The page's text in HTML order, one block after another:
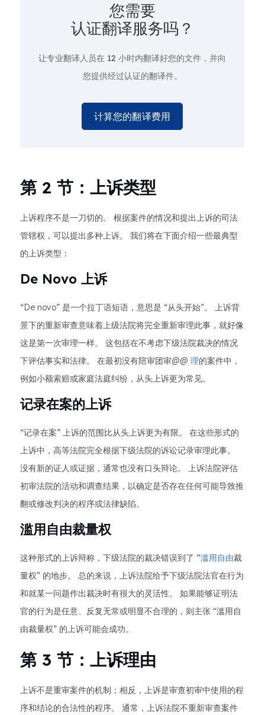
您需要
认证翻译服务吗？
让专业翻译人员在 12 小时内翻译好您的文件，并向
您提供经过认证的翻译件。
计算您的翻译费用
第 2 节：上诉类型
上诉程序不是一刀切的。 根据案件的情况和提出上诉的司法
管辖权，可以提出多种上诉。 我们将在下面介绍一些最典型
的上诉类型：
De Novo 上诉
“De novo” 是一个拉丁语短语，意思是 “从头开始”。 上诉背
景下的重新审查意味着上级法院将完全重新审理此事，就好像
这是第一次审理一样。 这包括在不考虑下级法院裁决的情况
下评估事实和法律。 在最初没有陪审团审@@ 理的案件中，
例如小额索赔或家庭法庭纠纷，从头上诉更为常见。
记录在案的上诉
“记录在案” 上诉的范围比从头上诉更为有限。 在这些形式的
上诉中，高等法院完全根据下级法院的诉讼记录审理此事。
没有新的证人或证据，通常也没有口头辩论。 上诉法院评估
初审法院的活动和调查结果，以确定是否存在任何可能导致推
翻或修改判决的程序或法律缺陷。
滥用自由裁量权
这种形式的上诉辩称，下级法院的裁决错误到了 “滥用自由裁
量权” 的地步。 总的来说，上诉法院给予下级法院法官在行为
和就某一问题作出裁决时有很大的灵活性。 如果能够证明法
官的行为是任意、反复无常或明显不合理的，则主张 “滥用自
由裁量权” 的上诉可能会成功。
第 3 节：上诉理由
上诉不是重审案件的机制；相反，上诉是审查初审中使用的程
序和结论的合法性的程序。 通常，上诉法院不重新审查案件